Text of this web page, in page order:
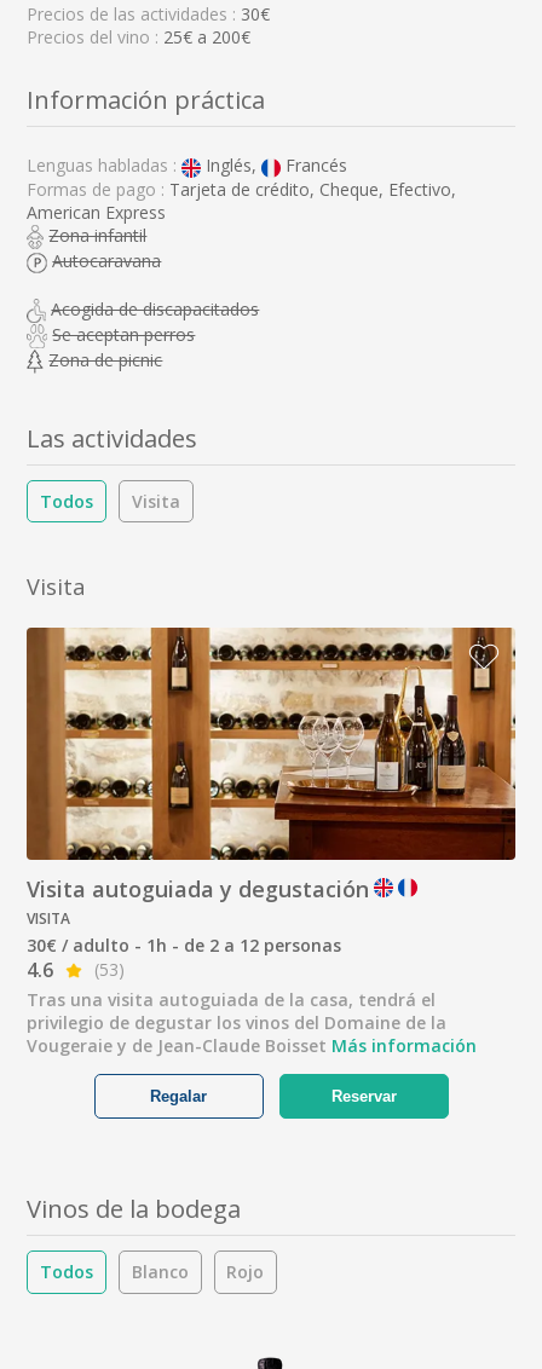
Precios de las actividades : 30€
Precios del vino : 25€ a 200€
Información práctica
Lenguas habladas : Inglés,
Francés
Formas de pago : Tarjeta de crédito, Cheque, Efectivo,
American Express
Zona infantil
Autocaravana
Acogida de discapacitados
Se aceptan perros
Zona de picnic
Las actividades
Todos Visita
Visita
Visita autoguiada y degustación
VISITA
30€ / adulto - 1h - de 2 a 12 personas
4.6
(53)
Tras una visita autoguiada de la casa, tendrá el
privilegio de degustar los vinos del Domaine de la
Vougeraie y de Jean-Claude Boisset Más información
Reservar
Regalar
Vinos de la bodega
Todos Blanco Rojo